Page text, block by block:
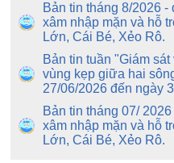
Bản tin tháng 8/2026
xâm nhập mặn và hỗ
Lớn, Cái Bé, Xẻo Rô.
Bản tin tuần "Giám
vùng kẹp giữa hai
27/06/2026 đến ngày
Bản tin tháng 07/
xâm nhập mặn và hỗ
Lớn, Cái Bé, Xẻo Rô.